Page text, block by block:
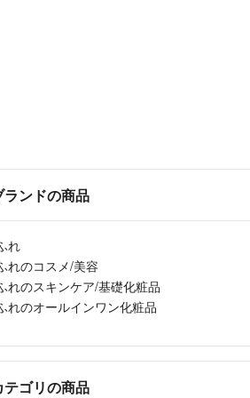
ランドの商品
れ
れのコスメ/美容
れのスキンケア/基礎化粧品
れのオールインワン化粧品
テゴリの商品